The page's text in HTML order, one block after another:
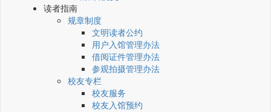
读者指南
规章制度
文明读者公约
用户入馆管理办法
借阅证件管理办法
参观拍摄管理办法
校友专栏
校友服务
校友入馆预约